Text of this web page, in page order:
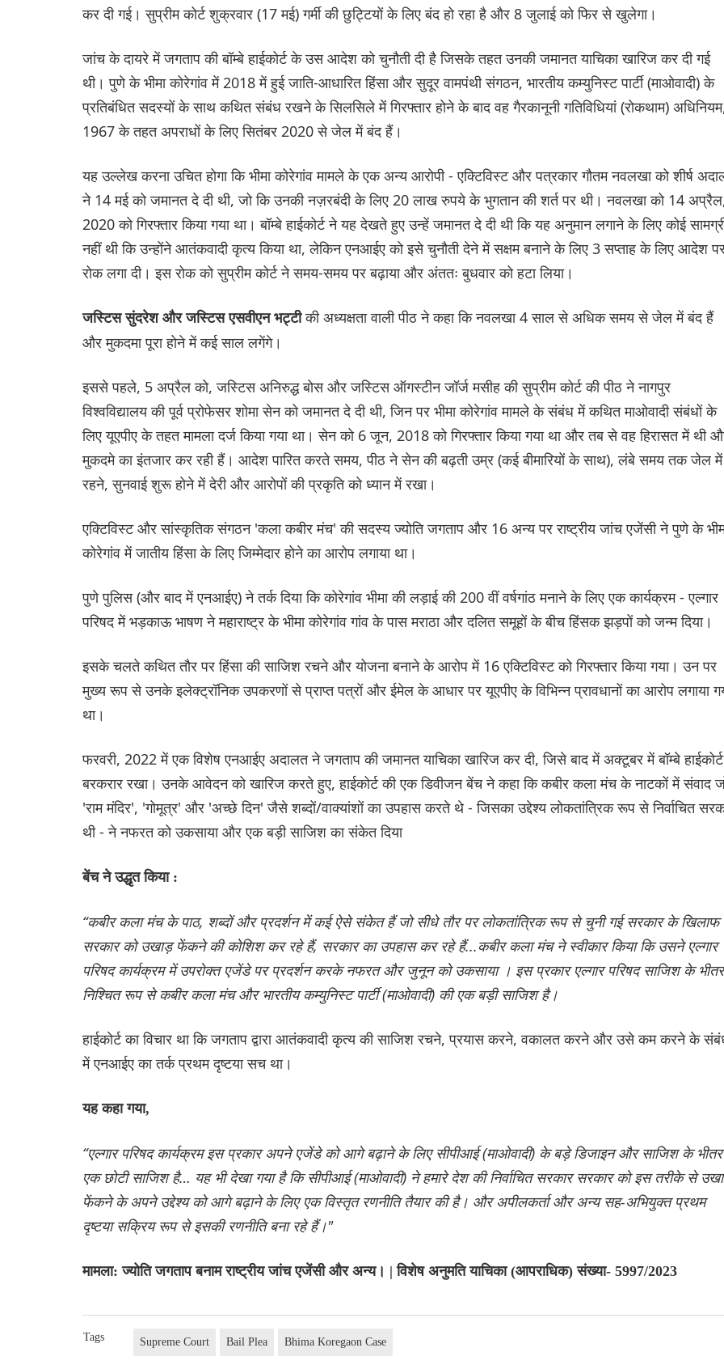
कर दी गई। सुप्रीम कोर्ट शुक्रवार (17 मई) गर्मी की छुट्टियों के लिए बंद हो रहा है और 8 जुलाई को फिर से खुलेगा।
जांच के दायरे में जगताप की बॉम्बे हाईकोर्ट के उस आदेश को चुनौती दी है जिसके तहत उनकी जमानत याचिका खारिज कर दी गई
थी। पुणे के भीमा कोरेगांव में 2018 में हुई जाति-आधारित हिंसा और सुदूर वामपंथी संगठन, भारतीय कम्युनिस्ट पार्टी (माओवादी) के
प्रतिबंधित सदस्यों के साथ कथित संबंध रखने के सिलसिले में गिरफ्तार होने के बाद वह गैरकानूनी गतिविधियां (रोकथाम)
1967 के तहत अपराधों के लिए सितंबर 2020 से जेल में बंद हैं।
यह उल्लेख करना उचित होगा कि भीमा कोरेगांव मामले के एक अन्य आरोपी - एक्टिविस्ट और पत्रकार गौतम नवलखा को शीर्ष
ने 14 मई को जमानत दे दी थी, जो कि उनकी नज़रबंदी के लिए 20 लाख रुपये के भुगतान की शर्त पर थी। नवलखा को 14
2020 को गिरफ्तार किया गया था। बॉम्बे हाईकोर्ट ने यह देखते हुए उन्हें जमानत दे दी थी कि यह अनुमान लगाने के लिए कोई
नहीं थी कि उन्होंने आतंकवादी कृत्य किया था, लेकिन एनआईए को इसे चुनौती देने में सक्षम बनाने के लिए 3 सप्ताह के लिए आदेश
रोक लगा दी। इस रोक को सुप्रीम कोर्ट ने समय-समय पर बढ़ाया और अंततः बुधवार को हटा लिया।
जस्टिस सुंदरेश और जस्टिस एसवीएन भट्टीकी अध्यक्षता वाली पीठ ने कहा कि नवलखा 4 साल से अधिक समय से जेल में बंद हैं
और मुकदमा पूरा होने में कई साल लगेंगे।
इससे पहले, 5 अप्रैल को, जस्टिस अनिरुद्ध बोस और जस्टिस ऑगस्टीन जॉर्ज मसीह की सुप्रीम कोर्ट की पीठ ने नागपुर
विश्वविद्यालय की पूर्व प्रोफेसर शोमा सेन को जमानत दे दी थी, जिन पर भीमा कोरेगांव मामले के संबंध में कथित माओवादी संबंधों के
लिए यूएपीए के तहत मामला दर्ज किया गया था। सेन को 6 जून, 2018 को गिरफ्तार किया गया था और तब से वह हिरासत में थी
मुकदमे का इंतजार कर रही हैं। आदेश पारित करते समय, पीठ ने सेन की बढ़ती उम्र (कई बीमारियों के साथ), लंबे समय तक जेल में
रहने, सुनवाई शुरू होने में देरी और आरोपों की प्रकृति को ध्यान में रखा।
एक्टिविस्ट और सांस्कृतिक संगठन 'कला कबीर मंच' की सदस्य ज्योति जगताप और 16 अन्य पर राष्ट्रीय जांच एजेंसी ने पुणे के
कोरेगांव में जातीय हिंसा के लिए जिम्मेदार होने का आरोप लगाया था।
पुणे पुलिस (और बाद में एनआईए) ने तर्क दिया कि कोरेगांव भीमा की लड़ाई की 200 वीं वर्षगांठ मनाने के लिए एक कार्यक्रम - एल्गार
परिषद में भड़काऊ भाषण ने महाराष्ट्र के भीमा कोरेगांव गांव के पास मराठा और दलित समूहों के बीच हिंसक झड़पों को जन्म दिया।
इसके चलते कथित तौर पर हिंसा की साजिश रचने और योजना बनाने के आरोप में 16 एक्टिविस्ट को गिरफ्तार किया गया। उन पर
मुख्य रूप से उनके इलेक्ट्रॉनिक उपकरणों से प्राप्त पत्रों और ईमेल के आधार पर यूएपीए के विभिन्न प्रावधानों का आरोप लगाया
था।
फरवरी, 2022 में एक विशेष एनआईए अदालत ने जगताप की जमानत याचिका खारिज कर दी, जिसे बाद में अक्टूबर में बॉम्बे
बरकरार रखा। उनके आवेदन को खारिज करते हुए, हाईकोर्ट की एक डिवीजन बेंच ने कहा कि कबीर कला मंच के नाटकों में संवाद
'राम मंदिर', 'गोमूत्र' और 'अच्छे दिन' जैसे शब्दों/वाक्यांशों का उपहास करते थे - जिसका उद्देश्य लोकतांत्रिक रूप से निर्वाचित
थी - ने नफरत को उकसाया और एक बड़ी साजिश का संकेत दिया
बेंच ने उद्धृत किया :
“कबीर कला मंच के पाठ, शब्दों और प्रदर्शन में कई ऐसे संकेत हैं जो सीधे तौर पर लोकतांत्रिक रूप से चुनी गई सरकार के खिलाफ
सरकार को उखाड़ फेंकने की कोशिश कर रहे हैं, सरकार का उपहास कर रहे हैं...कबीर कला मंच ने स्वीकार किया कि उसने एल्गार
परिषद कार्यक्रम में उपरोक्त एजेंडे पर प्रदर्शन करके नफरत और जुनून को उकसाया । इस प्रकार एल्गार परिषद साजिश के भीतर
निश्चित रूप से कबीर कला मंच और भारतीय कम्युनिस्ट पार्टी (माओवादी) की एक बड़ी साजिश है।
हाईकोर्ट का विचार था कि जगताप द्वारा आतंकवादी कृत्य की साजिश रचने, प्रयास करने, वकालत करने और उसे कम करने के
में एनआईए का तर्क प्रथम दृष्टया सच था।
यह कहा गया,
“एल्गार परिषद कार्यक्रम इस प्रकार अपने एजेंडे को आगे बढ़ाने के लिए सीपीआई (माओवादी) के बड़े डिजाइन और साजिश के भीतर
एक छोटी साजिश है… यह भी देखा गया है कि सीपीआई (माओवादी) ने हमारे देश की निर्वाचित सरकार सरकार को इस तरीके से
फेंकने के अपने उद्देश्य को आगे बढ़ाने के लिए एक विस्तृत रणनीति तैयार की है। और अपीलकर्ता और अन्य सह-अभियुक्त प्रथम
दृष्टया सक्रिय रूप से इसकी रणनीति बना रहे हैं।"
मामला: ज्योति जगताप बनाम राष्ट्रीय जांच एजेंसी और अन्य। | विशेष अनुमति याचिका (आपराधिक) संख्या- 5997/2023
Tags Supreme Court Bail Plea Bhima Koregaon Case